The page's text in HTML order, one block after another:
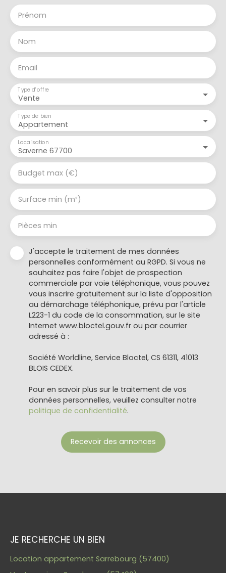
Prénom
Nom
Email
Vente
Type d'offre
Appartement
Type de bien
Saverne 67700
Localisation
Budget max (€)
Surface min (m²)
Pièces min
J'accepte le traitement de mes données
personnelles conformément au RGPD. Si vous ne
souhaitez pas faire l'objet de prospection
commerciale par voie téléphonique, vous pouvez
vous inscrire gratuitement sur la liste d'opposition
au démarchage téléphonique, prévu par l'article
L223-1 du code de la consommation, sur le site
Internet www.bloctel.gouv.fr ou par courrier
adressé à :
Société Worldline, Service Bloctel, CS 61311, 41013
BLOIS CEDEX.
Pour en savoir plus sur le traitement de vos
données personnelles, veuillez consulter notre
politique de confidentialité.
Recevoir des annonces
JE RECHERCHE UN BIEN
Location appartement Sarrebourg (57400)